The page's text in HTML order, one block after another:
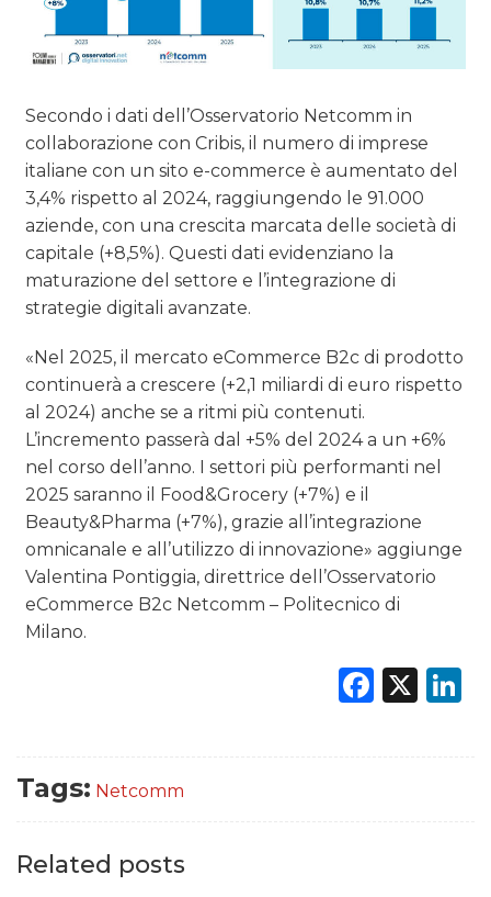
Secondo i dati dell’Osservatorio Netcomm in
collaborazione con Cribis, il numero di imprese
italiane con un sito e-commerce è aumentato del
3,4% rispetto al 2024, raggiungendo le 91.000
aziende, con una crescita marcata delle società di
capitale (+8,5%). Questi dati evidenziano la
maturazione del settore e l’integrazione di
strategie digitali avanzate.
«Nel 2025, il mercato eCommerce B2c di prodotto
continuerà a crescere (+2,1 miliardi di euro rispetto
al 2024) anche se a ritmi più contenuti.
L’incremento passerà dal +5% del 2024 a un +6%
nel corso dell’anno. I settori più performanti nel
2025 saranno il Food&Grocery (+7%) e il
Beauty&Pharma (+7%), grazie all’integrazione
omnicanale e all’utilizzo di innovazione» aggiunge
Valentina Pontiggia, direttrice dell’Osservatorio
eCommerce B2c Netcomm – Politecnico di
Milano.
X
Tags: Netcomm
Related posts